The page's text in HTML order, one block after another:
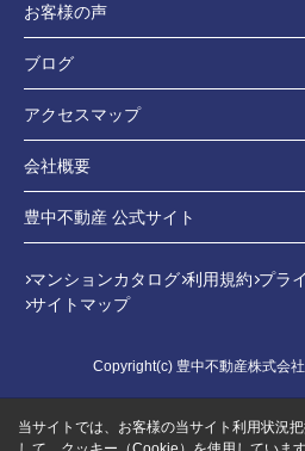
お客様の声
ブログ
アクセスマップ
会社概要
豊中不動産 公式サイト
マンションカタログ 利用規約 プラ
サイトマップ
Copyright(c) 豊中不動産株式会
当サイトでは、お客様の当サイト利用状況